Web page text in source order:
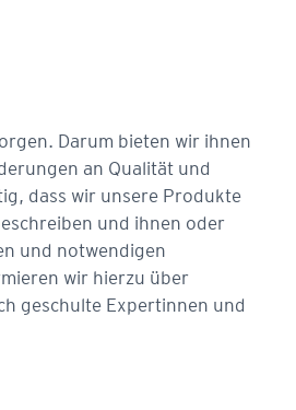
Darum bieten wir ihnen
an Qua­lität und
dass wir unsere Produkte
und ihnen oder
und notwendigen
wir hierzu über
geschulte Expertinnen und